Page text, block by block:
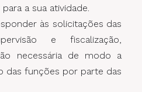
a sua atividade.
às solicitações das
e fiscalização,
necessária de modo a
das funções por parte das